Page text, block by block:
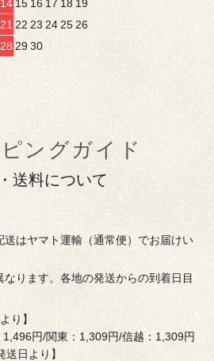
14 15 16 1718 19
21 22 23 242526
28 2930
ングガイド
送料について
はヤマト運輸（通常便）でお届けい
ります。各地の発送からの到着日目
り】
1,496円/関東：1,309円/信越：1,309円
日より】